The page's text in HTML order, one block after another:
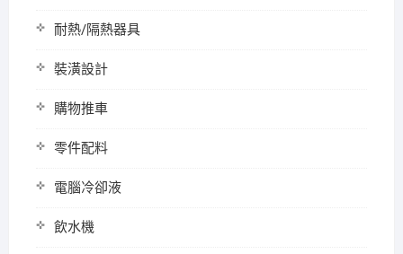
耐熱/隔熱器具
裝潢設計
購物推車
零件配料
電腦冷卻液
飲水機